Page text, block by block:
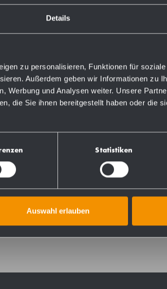
Details
zu personalisieren, Funktionen für
Außerdem geben wir Informationen zu
Werbung und Analysen weiter. Unsere
die Sie ihnen bereitgestellt haben oder die
Statistiken
Auswahl erlauben
numbers
mounting. 2.5 mm and 4 mm thick
mounting. Capacity approx. 35 l.